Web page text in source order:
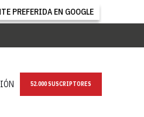
PREFERIDA EN GOOGLE
NEWSLETTER